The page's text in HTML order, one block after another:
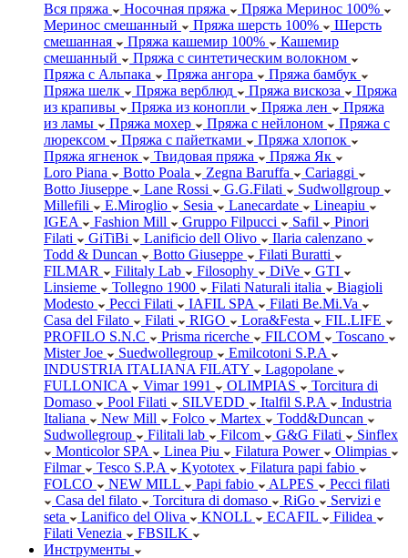
Вся пряжа Носочная пряжа
Пряжа Меринос 100%
Меринос смешанный
Пряжа шерсть 100%
Шерсть
смешанная
Пряжа кашемир 100%
Кашемир
смешанный
Пряжа с синтетическим волокном
Пряжа с Альпака
Пряжа ангора
Пряжа бамбук
Пряжа шелк
Пряжа верблюд Пряжа вискоза
Пряжа
из крапивы
Пряжа из конопли Пряжа лен
Пряжа
из ламы
Пряжа мохер Пряжа с нейлоном
Пряжа с
люрексом
Пряжа с пайетками
Пряжа хлопок
Пряжа ягненок
Твидовая пряжа
Пряжа Як
Loro Piana
Botto Poala Zegna Baruffa
Cariaggi
Botto Jiuseppe
Lane Rossi G.G.Filati
Sudwollgroup
Millefili
E.Miroglio Sesia Lanecardate
Lineapiu
IGEA
Fashion Mill Gruppo Filpucci Safil
Pinori
Filati
GiTiBi Lanificio dell Olivo
Ilaria calenzano
Todd & Duncan
Botto Giuseppe
Filati Buratti
FILMAR
Filitaly Lab Filosophy DiVe
GTI
Linsieme
Tollegno 1900 Filati Naturali italia
Biagioli
Modesto
Pecci Filati IAFIL SPA
Filati Be.Mi.Va
Casa del Filato
Filati RIGO Lora&Festa
FIL.LIFE
PROFILO S.N.C
Prisma ricerche FILCOM
Toscano
Mister Joe
Suedwollegroup
Emilcotoni S.P.A
INDUSTRIA ITALIANA FILATY
Lagopolane
FULLONICA
Vimar 1991 OLIMPIAS
Torcitura di
Domaso
Pool Filati SILVEDD Italfil S.P.A
Industria
Italiana
New Mill Folco Martex
Todd&Duncan
Sudwollegroup
Filitali lab Filcom G&G Filati
Sinflex
Monticolor SPA
Linea Piu Filatura Power
Olimpias
Filmar
Tesco S.P.A Kyototex
Filatura papi fabio
FOLCO
NEW MILL Papi fabio ALPES
Pecci filati
Casa del filato
Torcitura di domaso RiGo
Servizi e
seta
Lanifico del Oliva KNOLL ECAFIL
Filidea
Filati Venezia
FBSILK
Инструменты